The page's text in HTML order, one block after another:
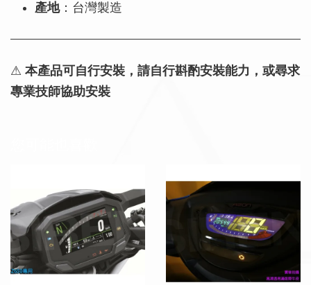
產地：台灣製造
⚠ 本產品可自行安裝，請自行斟酌安裝能力，或尋求
專業技師協助安裝